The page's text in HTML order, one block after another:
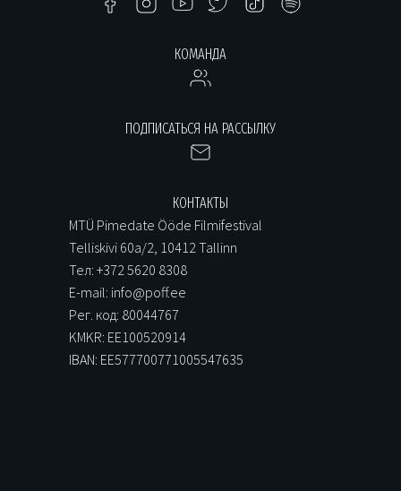
КОМАНДА
ПОДПИСАТЬСЯ НА РАССЫЛКУ
КОНТАКТЫ
MTÜ Pimedate Ööde Filmifestival
Telliskivi 60a/2, 10412 Tallinn
Тел: +372 5620 8308
E-mail: info@poff.ee
Рег. код: 80044767
KMKR: EE100520914
IBAN: EE577700771005547635